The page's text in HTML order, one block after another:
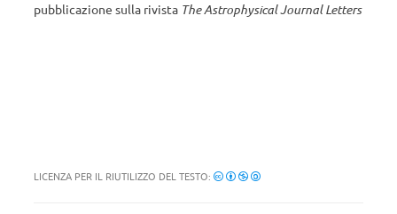
pubblicazione sulla rivista The Astrophysical Journal Letters
LICENZA PER IL RIUTILIZZO DEL TESTO: